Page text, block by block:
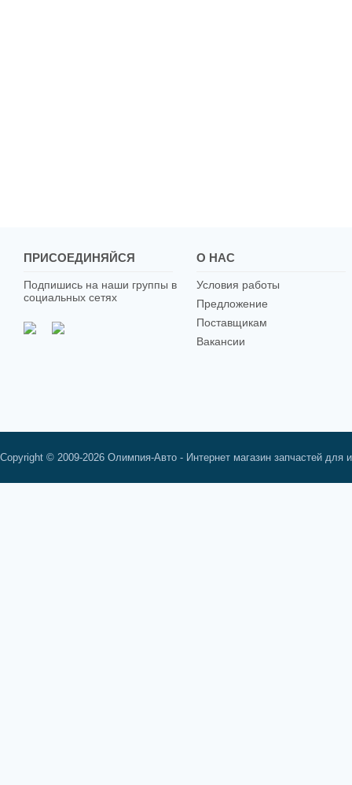
ПРИСОЕДИНЯЙСЯ
Подпишись на наши группы в
социальных сетях
О НАС
Условия работы
Предложение
Поставщикам
Вакансии
Copyright © 2009-2026 Олимпия-Авто - Интернет магазин запчастей для